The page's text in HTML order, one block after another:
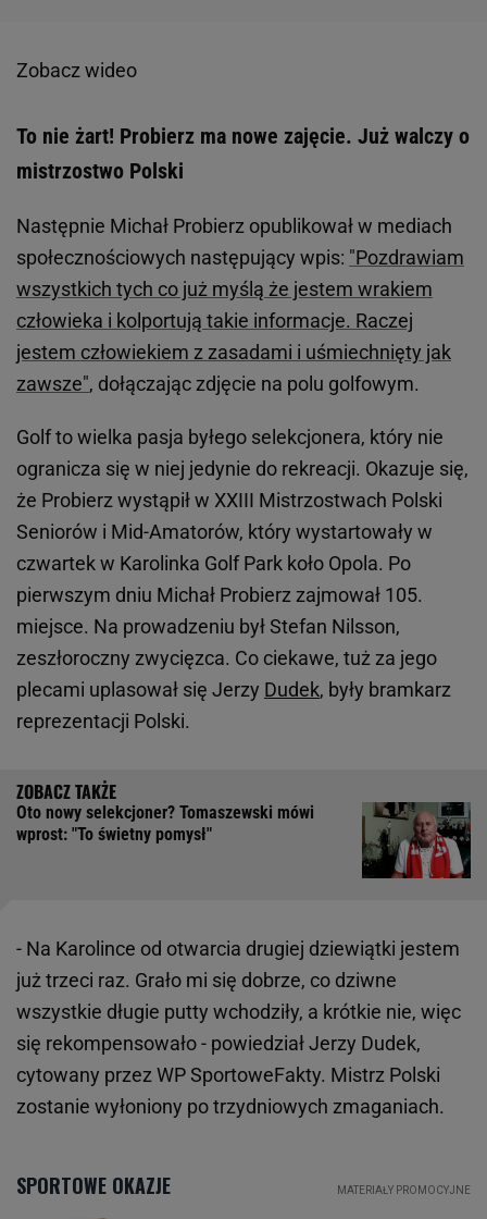
Zobacz wideo
To nie żart! Probierz ma nowe zajęcie. Już walczy o
mistrzostwo Polski
Następnie Michał Probierz opublikował w mediach
społecznościowych następujący wpis: "Pozdrawiam
wszystkich tych co już myślą że jestem wrakiem
człowieka i kolportują takie informacje. Raczej
jestem człowiekiem z zasadami i uśmiechnięty jak
zawsze", dołączając zdjęcie na polu golfowym.
Golf to wielka pasja byłego selekcjonera, który nie
ogranicza się w niej jedynie do rekreacji. Okazuje się,
że Probierz wystąpił w XXIII Mistrzostwach Polski
Seniorów i Mid-Amatorów, który wystartowały w
czwartek w Karolinka Golf Park koło Opola. Po
pierwszym dniu Michał Probierz zajmował 105.
miejsce. Na prowadzeniu był Stefan Nilsson,
zeszłoroczny zwycięzca. Co ciekawe, tuż za jego
plecami uplasował się Jerzy Dudek, były bramkarz
reprezentacji Polski.
Oto nowy selekcjoner? Tomaszewski mówi
wprost: "To świetny pomysł"
- Na Karolince od otwarcia drugiej dziewiątki jestem
już trzeci raz. Grało mi się dobrze, co dziwne
wszystkie długie putty wchodziły, a krótkie nie, więc
się rekompensowało - powiedział Jerzy Dudek,
cytowany przez WP SportoweFakty. Mistrz Polski
zostanie wyłoniony po trzydniowych zmaganiach.